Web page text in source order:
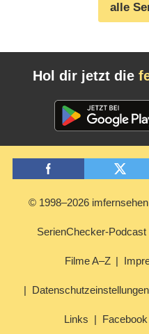
alle
Hol dir jetzt die
© 1998–2026
SerienChecker-Podcast
Filme A–Z
Datenschutzeinstellungen
Links Facebook